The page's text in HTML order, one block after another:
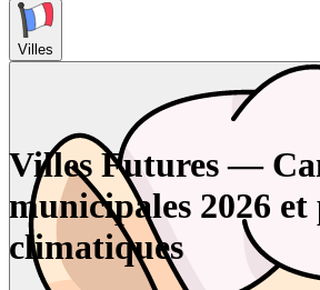
Villes
Villes Futures —
municipales 2026
climatiques